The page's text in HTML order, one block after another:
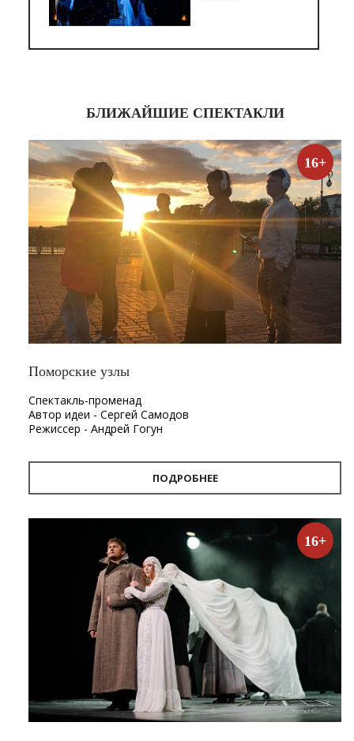
БЛИЖАЙШИЕ СПЕКТАКЛИ
16+
Поморские узлы
Спектакль-променад
Автор идеи - Сергей Самодов
Режиссер - Андрей Гогун
- 1 час.
Первый в Архангельске спектакль-променад «Поморские
узлы». Проект «Поморские узлы» позволит вынырнуть из
привычного формата, в котором зритель находится в
зале, а актёр на сцене. Из здания театра спектакль
переместится на улицу. С помощью наушников каждый
зритель совершит театральную прогулку по городу, а
вместе с ней путешествие в глубины своей памяти и
истории Архангельска.
«Путешествие по узлам памяти — так можно описать
новый проект Архдрамы. Наш зритель, передвигаясь по
улицам города, будет перемещаться от узла к узлу, из
глубины истории в сегодняшний день, к поверхности
современности, не боясь быть при этом унесенным
ПОДРОБНЕЕ
16+